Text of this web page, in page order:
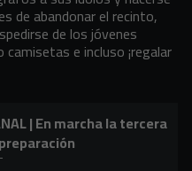
de abandonar el recinto,
de los jóvenes
e incluso ¡regalar
| En marcha la tercera